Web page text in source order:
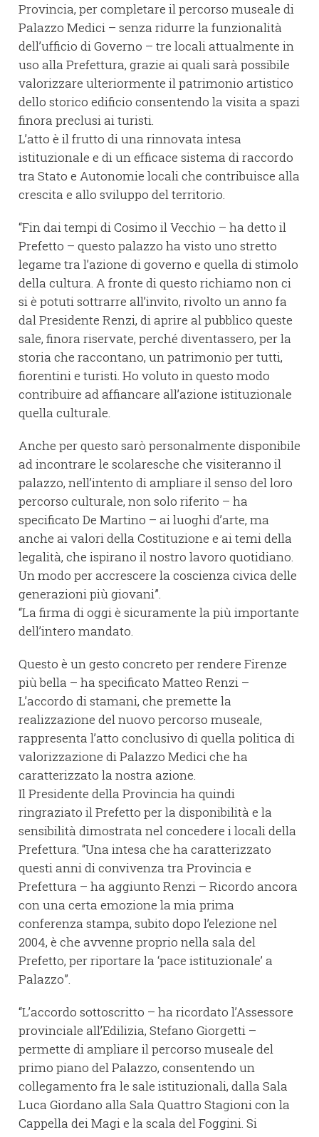
Provincia, per completare il percorso museale di
Palazzo Medici – senza ridurre la funzionalità
dell’ufficio di Governo – tre locali attualmente in
uso alla Prefettura, grazie ai quali sarà possibile
valorizzare ulteriormente il patrimonio artistico
dello storico edificio consentendo la visita a spazi
finora preclusi ai turisti.
L’atto è il frutto di una rinnovata intesa
istituzionale e di un efficace sistema di raccordo
tra Stato e Autonomie locali che contribuisce alla
crescita e allo sviluppo del territorio.
“Fin dai tempi di Cosimo il Vecchio – ha detto il
Prefetto – questo palazzo ha visto uno stretto
legame tra l’azione di governo e quella di stimolo
della cultura. A fronte di questo richiamo non ci
si è potuti sottrarre all’invito, rivolto un anno fa
dal Presidente Renzi, di aprire al pubblico queste
sale, finora riservate, perché diventassero, per la
storia che raccontano, un patrimonio per tutti,
fiorentini e turisti. Ho voluto in questo modo
contribuire ad affiancare all’azione istituzionale
quella culturale.
Anche per questo sarò personalmente disponibile
ad incontrare le scolaresche che visiteranno il
palazzo, nell’intento di ampliare il senso del loro
percorso culturale, non solo riferito – ha
specificato De Martino – ai luoghi d’arte, ma
anche ai valori della Costituzione e ai temi della
legalità, che ispirano il nostro lavoro quotidiano.
Un modo per accrescere la coscienza civica delle
generazioni più giovani”.
“La firma di oggi è sicuramente la più importante
dell’intero mandato.
Questo è un gesto concreto per rendere Firenze
più bella – ha specificato Matteo Renzi –
L’accordo di stamani, che premette la
realizzazione del nuovo percorso museale,
rappresenta l’atto conclusivo di quella politica di
valorizzazione di Palazzo Medici che ha
caratterizzato la nostra azione.
Il Presidente della Provincia ha quindi
ringraziato il Prefetto per la disponibilità e la
sensibilità dimostrata nel concedere i locali della
Prefettura. “Una intesa che ha caratterizzato
questi anni di convivenza tra Provincia e
Prefettura – ha aggiunto Renzi – Ricordo ancora
con una certa emozione la mia prima
conferenza stampa, subito dopo l’elezione nel
2004, è che avvenne proprio nella sala del
Prefetto, per riportare la ‘pace istituzionale’ a
Palazzo”.
“L’accordo sottoscritto – ha ricordato l’Assessore
provinciale all’Edilizia, Stefano Giorgetti –
permette di ampliare il percorso museale del
primo piano del Palazzo, consentendo un
collegamento fra le sale istituzionali, dalla Sala
Luca Giordano alla Sala Quattro Stagioni con la
Cappella dei Magi e la scala del Foggini. Si